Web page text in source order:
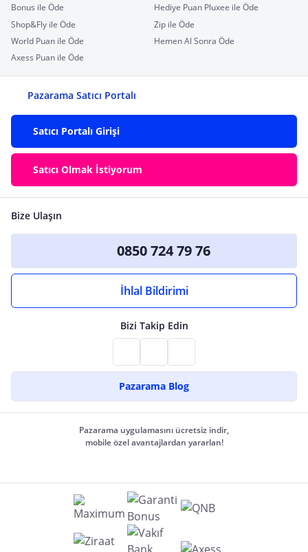
Bonus ile Öde
Hediye Puan Pluxee ile Öde
Shop&Fly ile Öde
Zip ile Öde
World Puan ile Öde
Hemen Al Sonra Öde
Axess Puan ile Öde
Pazarama Satıcı Portalı
Satıcı Portalı Girişi
Satıcı Olmak İstiyorum
Bize Ulaşın
0850 724 79 76
İhlal Bildirimi
Bizi Takip Edin
Pazarama Blog
Pazarama uygulamasını ücretsiz indir,
mobile özel avantajlardan yararlan!